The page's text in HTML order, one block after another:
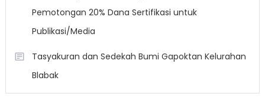
Pemotongan 20% Dana Sertifikasi untuk
Publikasi/Media
Tasyakuran dan Sedekah Bumi Gapoktan Kelurahan
Blabak